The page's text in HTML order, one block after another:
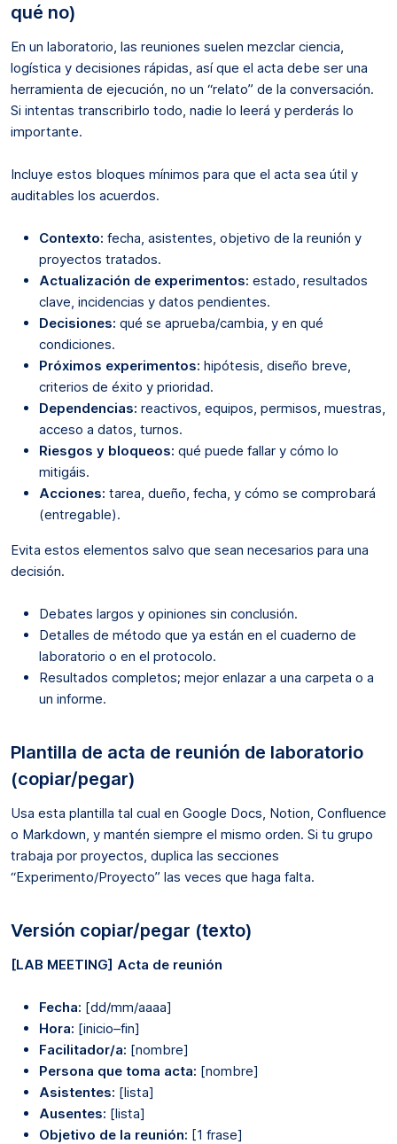
qué no)
En un laboratorio, las reuniones suelen mezclar ciencia,
logística y decisiones rápidas, así que el acta debe ser una
herramienta de ejecución, no un “relato” de la conversación.
Si intentas transcribirlo todo, nadie lo leerá y perderás lo
importante.
Incluye estos bloques mínimos para que el acta sea útil y
auditables los acuerdos.
Contexto: fecha, asistentes, objetivo de la reunión y
proyectos tratados.
Actualización de experimentos: estado, resultados
clave, incidencias y datos pendientes.
Decisiones: qué se aprueba/cambia, y en qué
condiciones.
Próximos experimentos: hipótesis, diseño breve,
criterios de éxito y prioridad.
Dependencias: reactivos, equipos, permisos, muestras,
acceso a datos, turnos.
Riesgos y bloqueos: qué puede fallar y cómo lo
mitigáis.
Acciones: tarea, dueño, fecha, y cómo se comprobará
(entregable).
Evita estos elementos salvo que sean necesarios para una
decisión.
Debates largos y opiniones sin conclusión.
Detalles de método que ya están en el cuaderno de
laboratorio o en el protocolo.
Resultados completos; mejor enlazar a una carpeta o a
un informe.
Plantilla de acta de reunión de laboratorio
(copiar/pegar)
Usa esta plantilla tal cual en Google Docs, Notion, Confluence
o Markdown, y mantén siempre el mismo orden. Si tu grupo
trabaja por proyectos, duplica las secciones
“Experimento/Proyecto” las veces que haga falta.
Versión copiar/pegar (texto)
[LAB MEETING] Acta de reunión
Fecha: [dd/mm/aaaa]
Hora: [inicio–fin]
Facilitador/a: [nombre]
Persona que toma acta: [nombre]
Asistentes: [lista]
Ausentes: [lista]
Objetivo de la reunión: [1 frase]